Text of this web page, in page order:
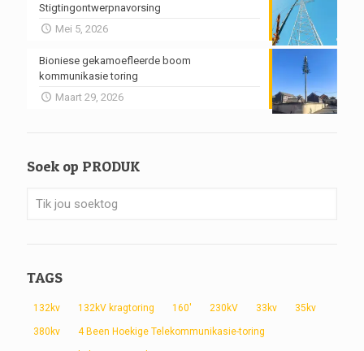
Stigtingontwerpnavorsing
Mei 5, 2026
Bioniese gekamoefleerde boom
kommunikasie toring
Maart 29, 2026
Soek op PRODUK
TAGS
132kv 132kV kragtoring 160' 230kV 33kv 35kv
380kv 4 Been Hoekige Telekommunikasie-toring